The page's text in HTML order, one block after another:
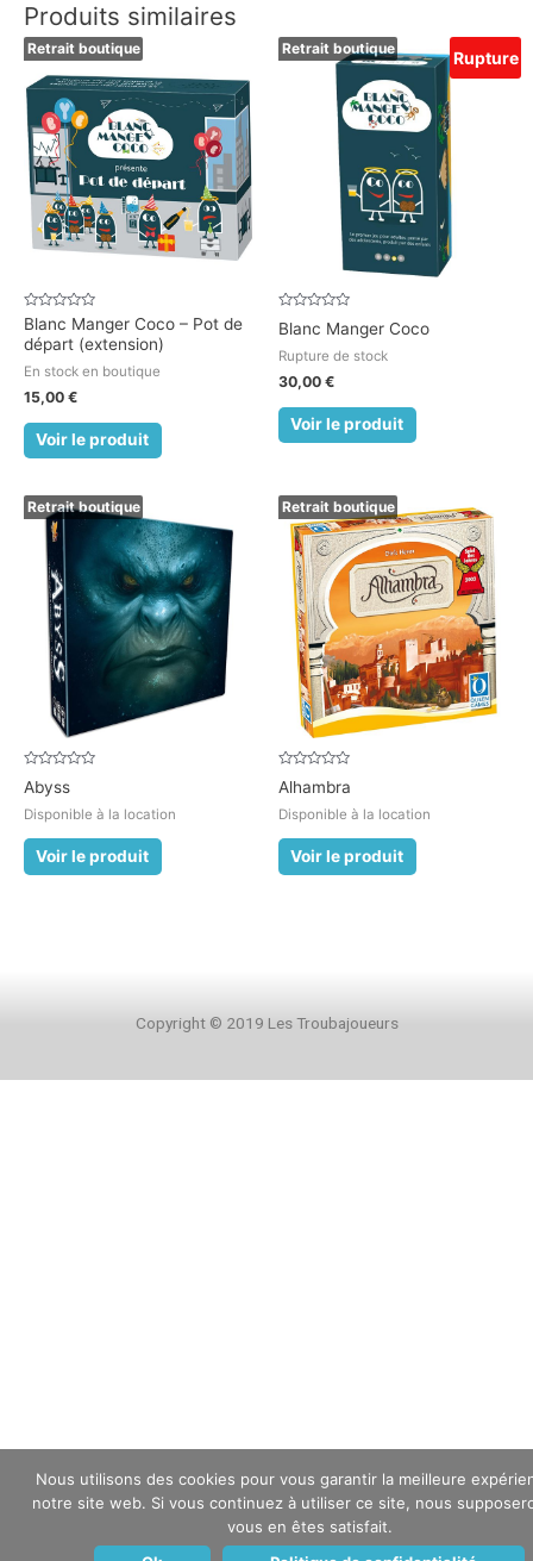
Produits similaires
Retrait boutique
Note
0
sur
Blanc Manger Coco – Pot de
départ (extension)
En stock en boutique
15,00 €
Voir le produit
Retrait boutique Rupture
Note
0
5
Blanc Manger Coco
Rupture de stock
30,00 €
Voir le produit
Retrait boutique
Note
0
5
Abyss
Disponible à la location
Voir le produit
Retrait boutique
Note
0
5
Alhambra
Disponible à la location
Voir le produit
Copyright © 2019 Les Troubajoueurs
Nous utilisons des cookies pour vous garantir la meilleure
notre site web. Si vous continuez à utiliser ce site, nous
vous en êtes satisfait.